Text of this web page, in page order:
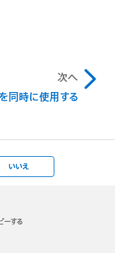
次へ
同時に使用する
いいえ
ーする